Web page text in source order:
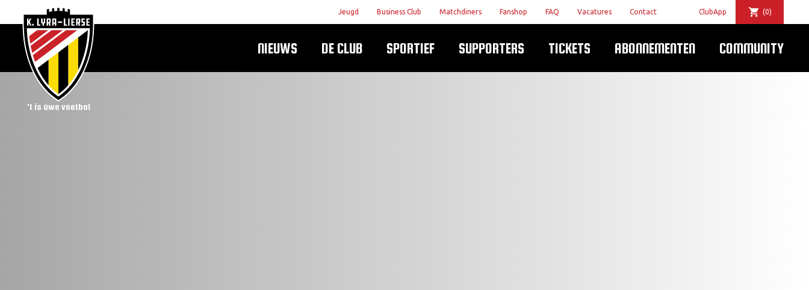
't is úwe voetbal
Jeugd Business Club Matchdiners Fanshop FAQ Vacatures Contact ClubApp (0)
NIEUWS DE CLUB SPORTIEF SUPPORTERS TICKETS ABONNEMENTEN COMMUNITY